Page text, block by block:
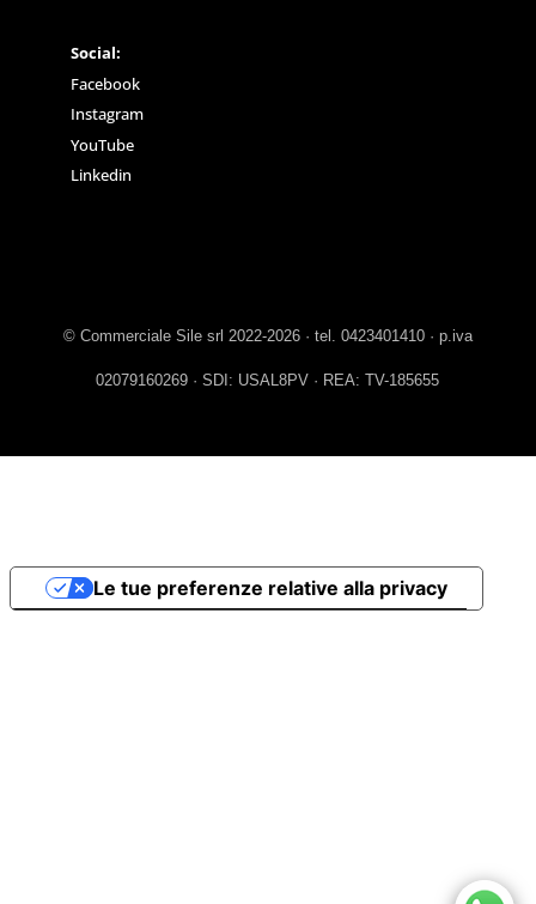
Social:
Facebook
Instagram
YouTube
Linkedin
© Commerciale Sile srl 2022-2026 · tel. 0423401410 · p.iva
02079160269 · SDI: USAL8PV · REA: TV-185655
Le tue preferenze relative alla privacy